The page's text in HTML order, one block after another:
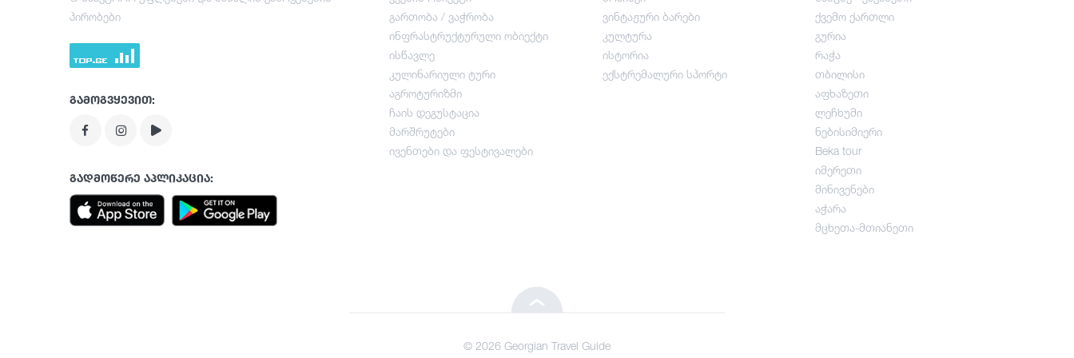
გართობა / ვაჭრობა
ისწავლე
ჩაის დეგუსტაცია
გართობა / ვაჭრობა
ინფრასტრუქტურული ობიექტი
ისწავლე
კულინარიული ტური
აგროტურიზმი
ჩაის დეგუსტაცია
მარშრუტები
ივენთები და ფესტივალები
ვინტაჟური ბარები
კულტურა
ისტორია
ექსტრემალური სპორტი
ქვემო ქართლი
გურია
რაჭა
თბილისი
აფხაზეთი
ლეჩხუმი
ნებისიმიერი
Beka tour
იმერეთი
მინივენები
აჭარა
მცხეთა-მთიანეთი
პირობები
გამოგვყევით:
გადმოწერე აპლიკაცია:
© 2026 Georgian Travel Guide